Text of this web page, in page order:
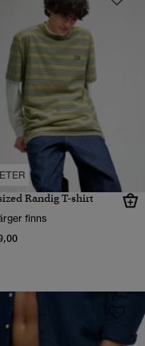
Randig T-shirt
finns